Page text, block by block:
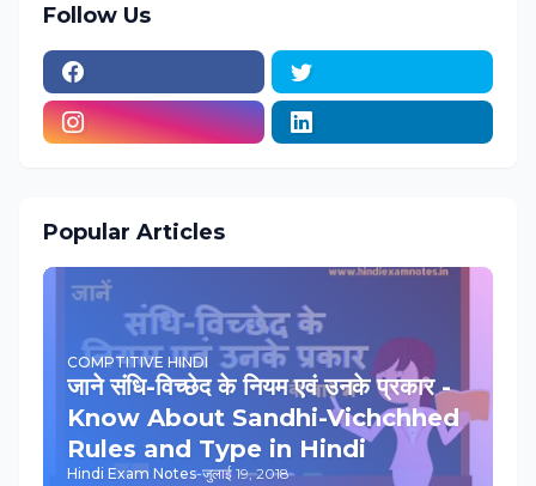
Follow Us
Popular Articles
COMPTITIVE HINDI
जाने संधि-विच्‍छेद के नियम एवं उनके प्रकार -
Know About Sandhi-Vichchhed
Rules and Type in Hindi
Hindi Exam Notes-जुलाई 19, 2018